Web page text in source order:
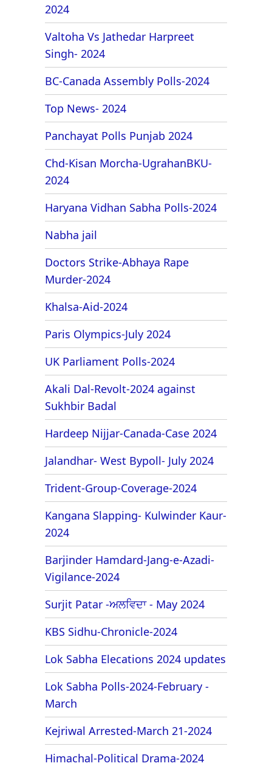
2024
Valtoha Vs Jathedar Harpreet
Singh- 2024
BC-Canada Assembly Polls-2024
Top News- 2024
Panchayat Polls Punjab 2024
Chd-Kisan Morcha-UgrahanBKU-
2024
Haryana Vidhan Sabha Polls-2024
Nabha jail
Doctors Strike-Abhaya Rape
Murder-2024
Khalsa-Aid-2024
Paris Olympics-July 2024
UK Parliament Polls-2024
Akali Dal-Revolt-2024 against
Sukhbir Badal
Hardeep Nijjar-Canada-Case 2024
Jalandhar- West Bypoll- July 2024
Trident-Group-Coverage-2024
Kangana Slapping- Kulwinder Kaur-
2024
Barjinder Hamdard-Jang-e-Azadi-
Vigilance-2024
Surjit Patar -ਅਲਵਿਦਾ - May 2024
KBS Sidhu-Chronicle-2024
Lok Sabha Elecations 2024 updates
Lok Sabha Polls-2024-February -
March
Kejriwal Arrested-March 21-2024
Himachal-Political Drama-2024